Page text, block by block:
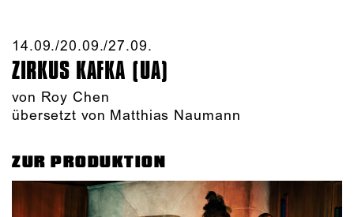
14.09./​20.09./​27.09.​
ZIRKUS KAFKA (UA)
von Roy Chen
übersetzt von Matthias Naumann
ZUR PRODUKTION